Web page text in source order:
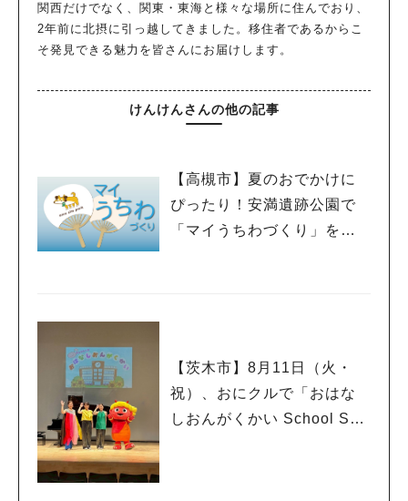
関西だけでなく、関東・東海と様々な場所に住んでおり、
2年前に北摂に引っ越してきました。移住者であるからこ
そ発見できる魅力を皆さんにお届けします。
けんけんさんの他の記事
【高槻市】夏のおでかけに
ぴったり！安満遺跡公園で
「マイうちわづくり」を開
【茨木市】8月11日（火・
祝）、おにクルで「おはな
しおんがくかい School Son